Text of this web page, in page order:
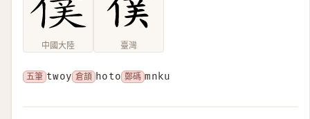
中國大陸 臺灣
五筆 twoy 倉頡 hoto 鄭碼 mnku